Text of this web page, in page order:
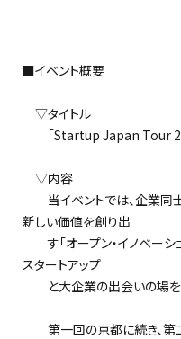
＜
■イベント概要
▽タイトル
「Startup Japan Tour
▽内容
当イベントでは、企業同
新しい価値を創り出
す「オープン・イノベーシ
スタートアップ
と大企業の出会いの場を
第一回の京都に続き、第